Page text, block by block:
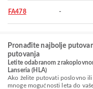
FA478 -
Pronađite najbolje
putovanja
Letite odabranom
Lanseria (HLA)
Ako želite putovati poslovno ili
mnoge mogućnosti leta do